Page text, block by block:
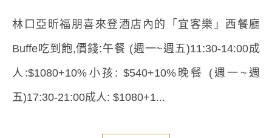
林口亞昕福朋喜來登酒店內的「宜客樂」西餐廳
Buffe吃到飽,價錢:午餐 (週一~週五)11:30-14:00成
人:$1080+10%小孩: $540+10%晚餐 (週一~週
五)17:30-21:00成人: $1080+1...